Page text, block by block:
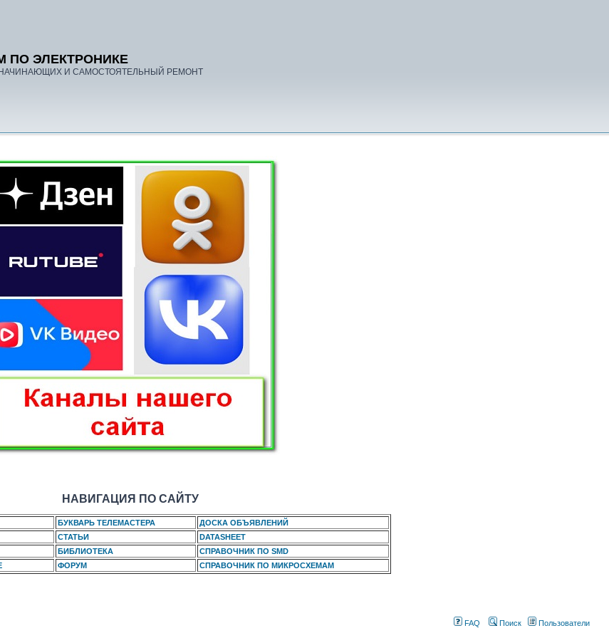
ПО ЭЛЕКТРОНИКЕ
И САМОСТОЯТЕЛЬНЫЙ РЕМОНТ
НАВИГАЦИЯ ПО САЙТУ
БУКВАРЬ ТЕЛЕМАСТЕРА
ДОСКА ОБЪЯВЛЕНИЙ
СТАТЬИ
DATASHEET
БИБЛИОТЕКА
СПРАВОЧНИК ПО SMD
ФОРУМ СПРАВОЧНИК ПО МИКРОСХЕМАМ
FAQ Поиск Пользователи